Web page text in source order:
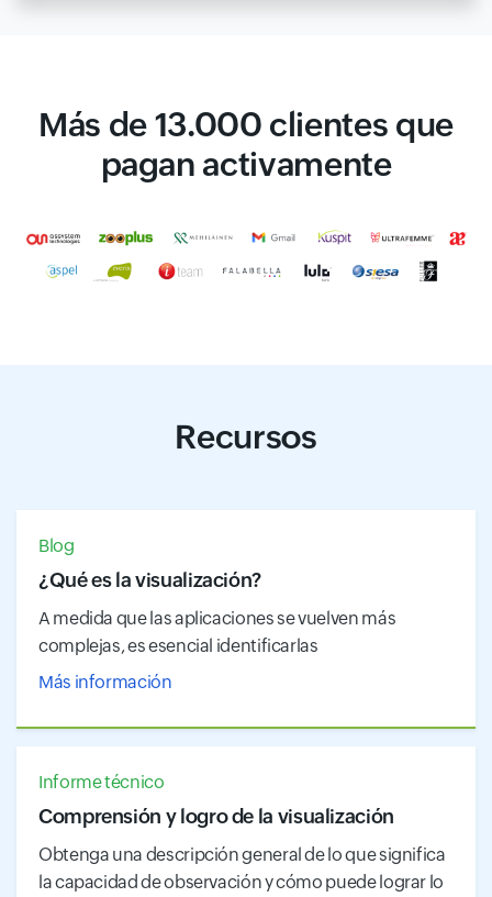
Más de 13.000 clientes que
pagan activamente
Recursos
Blog
¿Qué es la visualización?
A medida que las aplicaciones se vuelven más
complejas, es esencial identificarlas
Más información
Informe técnico
Comprensión y logro de la visualización
Obtenga una descripción general de lo que significa
la capacidad de observación y cómo puede lograr lo